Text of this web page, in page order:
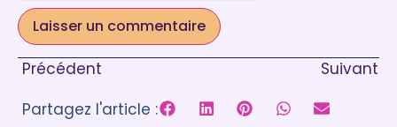
Précédent
Suivant
Partagez l'article :